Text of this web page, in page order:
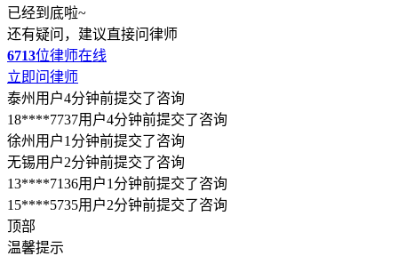
已经到底啦~
还有疑问，建议直接问律师
6713位律师在线
立即问律师
泰州用户4分钟前提交了咨询
18****7737用户4分钟前提交了咨询
徐州用户1分钟前提交了咨询
无锡用户2分钟前提交了咨询
13****7136用户1分钟前提交了咨询
15****5735用户2分钟前提交了咨询
顶部
温馨提示